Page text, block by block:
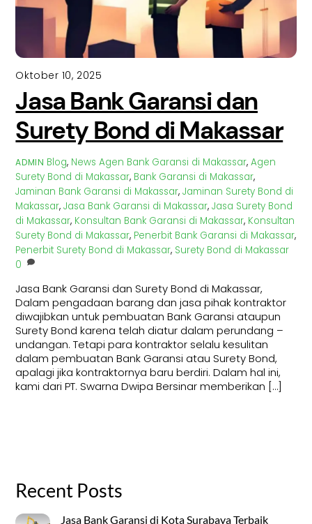
Oktober 10, 2025
Jasa Bank Garansi dan
Surety Bond di Makassar
ADMIN Blog, News Agen Bank Garansi di Makassar,Agen
Surety Bond di Makassar, Bank Garansi di Makassar,
Jaminan Bank Garansi di Makassar,Jaminan Surety Bond di
Makassar,Jasa Bank Garansi di Makassar,Jasa Surety Bond
di Makassar, Konsultan Bank Garansi di Makassar, Konsultan
Surety Bond di Makassar, Penerbit Bank Garansi di Makassar,
Penerbit Surety Bond di Makassar, Surety Bond di Makassar
0
Jasa Bank Garansi dan Surety Bond di Makassar,
Dalam pengadaan barang dan jasa pihak kontraktor
diwajibkan untuk pembuatan Bank Garansi ataupun
Surety Bond karena telah diatur dalam perundang –
undangan. Tetapi para kontraktor selalu kesulitan
dalam pembuatan Bank Garansi atau Surety Bond,
apalagi jika kontraktornya baru berdiri. Dalam hal ini,
kami dari PT. Swarna Dwipa Bersinar memberikan […]
Recent Posts
Jasa Bank Garansi di Kota Surabaya Terbaik